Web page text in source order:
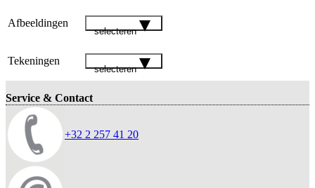
Afbeeldingen
selecteren
Tekeningen
selecteren
Service & Contact
+32 2 257 41 20